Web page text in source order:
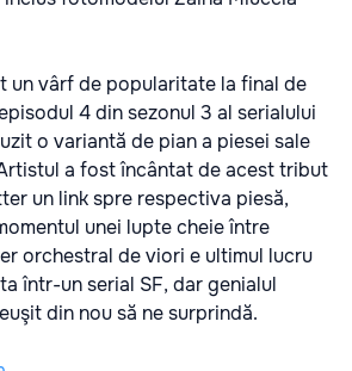
un vârf de popularitate la final de
4 din sezonul 3 al serialului
o variantă de pian a piesei sale
a fost încântat de acest tribut
un link spre respectiva piesă,
unei lupte cheie între
orchestral de viori e ultimul lucru
într-un serial SF, dar genialul
din nou să ne surprindă.